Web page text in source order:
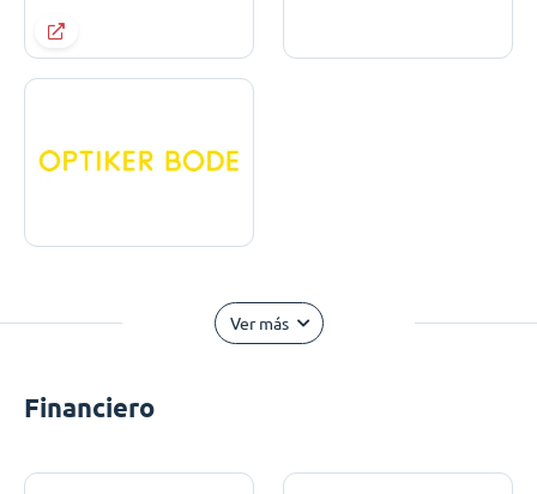
Ver más
Financiero